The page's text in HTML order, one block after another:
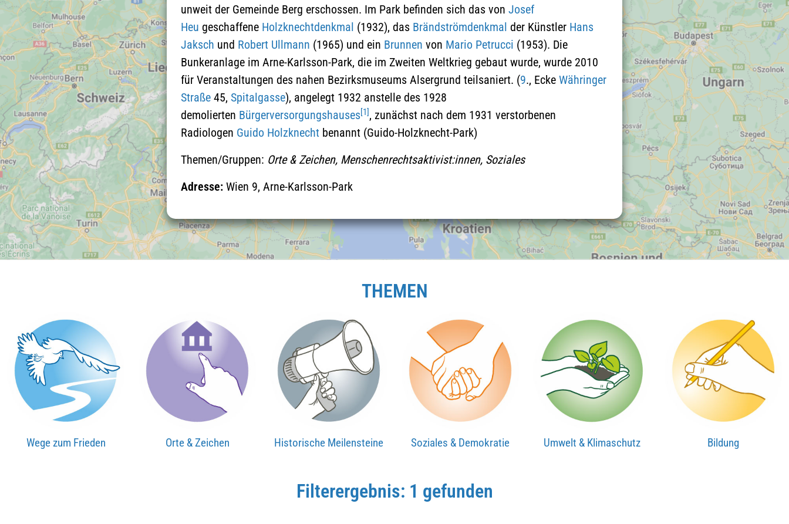
aktzeptieren und die Google-
Maps-Karte zu laden
Näheres finden Sie in der
Datenschutzerklärung
THEMEN
Wege zum Frieden Orte & Zeichen Historische Meilensteine Soziales & Demokratie Umwelt & Klimaschutz Bildung
Filterergebnis: 1 gefunden
unweit der Gemeinde Berg erschossen. Im Park befinden sich das von Josef
Heu geschaffene Holzknechtdenkmal (1932), das Brändströmdenkmal der Künstler Hans
Jaksch und Robert Ullmann (1965) und ein Brunnen von Mario Petrucci (1953). Die
Bunkeranlage im Arne-Karlsson-Park, die im Zweiten Weltkrieg gebaut wurde, wurde 2010
für Veranstaltungen des nahen Bezirksmuseums Alsergrund teilsaniert. (9., Ecke Währinger
Straße 45, Spitalgasse), angelegt 1932 anstelle des 1928
demolierten Bürgerversorgungshauses[1], zunächst nach dem 1931 verstorbenen
Radiologen Guido Holzknecht benannt (Guido-Holzknecht-Park)
Themen/Gruppen: Orte & Zeichen, Menschenrechtsaktivist:innen, Soziales
Adresse: Wien 9, Arne-Karlsson-Park